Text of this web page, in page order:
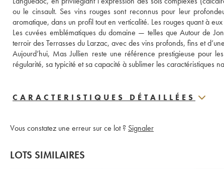
ou le cinsault. Ses vins rouges sont reconnus pour leur
aromatique, dans un profil tout en verticalité. Les rouges quant à
Les cuvées emblématiques du domaine — telles que Autour de
terroir des Terrasses du Larzac, avec des vins profonds, fins et
Aujourd’hui, Mas Jullien reste une référence prestigieuse pour
régularité, sa typicité et sa capacité à sublimer les caractéristiques
CARACTERISTIQUES DÉTAILLÉES
Vous constatez une erreur sur ce lot ? Signaler
LOTS SIMILAIRES